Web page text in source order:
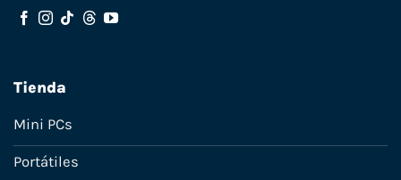
Tienda
Mini PCs
Portátiles